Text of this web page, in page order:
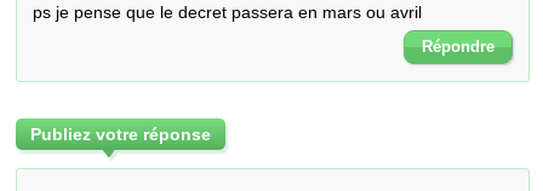
ps je pense que le decret passera en mars ou avril
Répondre
Publiez votre réponse